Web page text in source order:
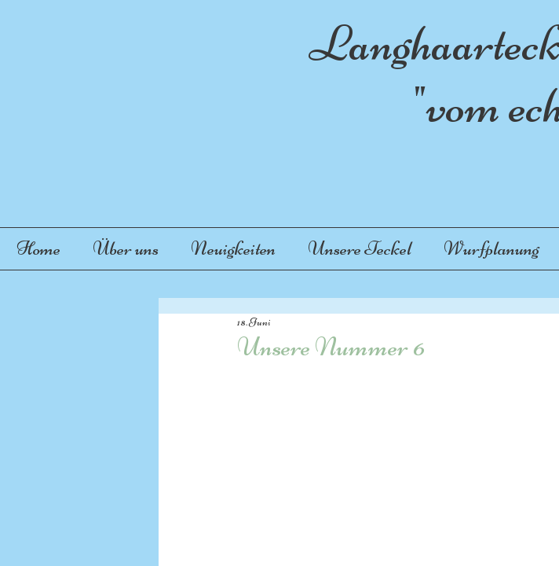
"vom
Home Über uns Neuigkeiten Unsere Teckel Wurfplanung
Unsere Nummer 6
18. Juni